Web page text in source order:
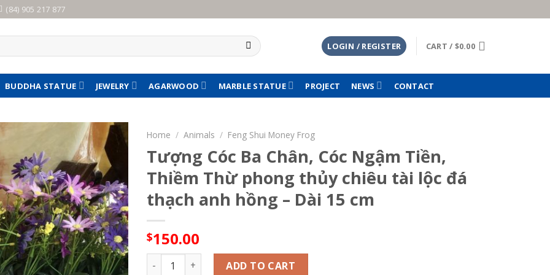
(84) 905 217 877
LOGIN / REGISTER CART / $0.00
BUDDHA STATUE JEWELRY AGARWOOD MARBLE STATUE PROJECT NEWS CONTACT
Home / Animals / Feng Shui Money Frog
Tượng Cóc Ba Chân, Cóc Ngậm Tiền,
Thiềm Thừ phong thủy chiêu tài lộc đá
thạch anh hồng – Dài 15 cm
$150.00
Tượng Cóc Ba Chân, Cóc Ngậm Tiền, Thiềm Thừ phong thủy chiêu tài lộc đá thạch anh
ADD TO CART